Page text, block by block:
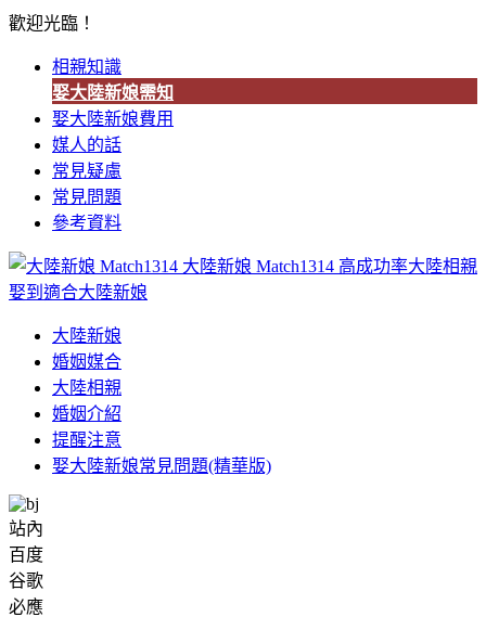
歡迎光臨！
相親知識
娶大陸新娘需知
娶大陸新娘費用
媒人的話
常見疑慮
常見問題
參考資料
大陸新娘 Match1314 高成功率大陸相親
娶到適合大陸新娘
大陸新娘
婚姻媒合
大陸相親
婚姻介紹
提醒注意
娶大陸新娘常見問題(精華版)
站內
百度
谷歌
必應